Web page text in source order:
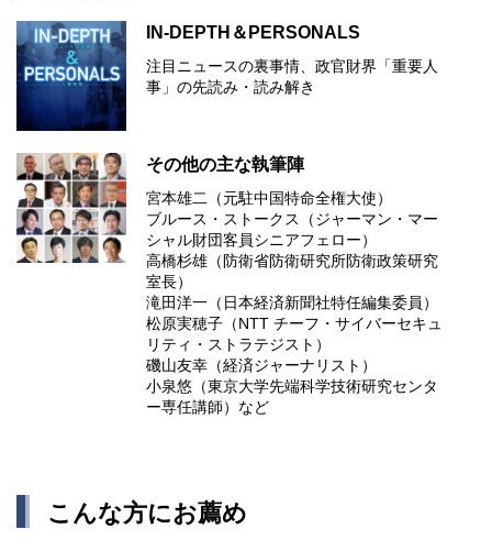
IN-DEPTH＆PERSONALS
注目ニュースの裏事情、政官財界「重要人
事」の先読み・読み解き
その他の主な執筆陣
宮本雄二（元駐中国特命全権大使）
ブルース・ストークス（ジャーマン・マー
シャル財団客員シニアフェロー）
高橋杉雄（防衛省防衛研究所防衛政策研究
室長）
滝田洋一（日本経済新聞社特任編集委員）
松原実穂子（NTT チーフ・サイバーセキュ
リティ・ストラテジスト）
磯山友幸（経済ジャーナリスト）
小泉悠（東京大学先端科学技術研究センタ
ー専任講師）など
こんな方にお薦め